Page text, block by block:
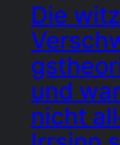
Die
und
nicht